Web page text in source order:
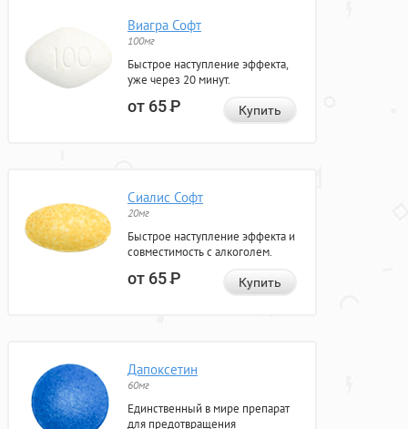
Виагра Софт
100мг
Быстрое наступление эффекта,
уже через 20 минут.
от 65Р Купить
Сиалис Софт
20мг
Быстрое наступление эффекта и
совместимость с алкоголем.
от 65Р Купить
Дапоксетин
60мг
Единственный в мире препарат
для предотвращения